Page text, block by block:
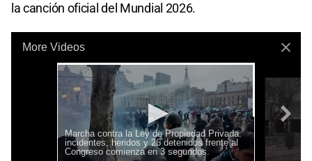
la canción oficial del Mundial 2026.